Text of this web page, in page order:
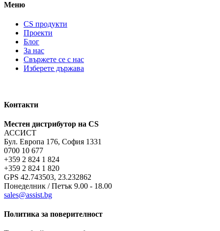
Меню
CS продукти
Проекти
Блог
За нас
Свържете се с нас
Изберете държава
Контакти
Местен дистрибутор на CS
АССИСТ
Бул. Европа 176, София 1331
0700 10 677
+359 2 824 1 824
+359 2 824 1 820
GPS 42.743503, 23.232862
Понеделник / Петък 9.00 - 18.00
sales@assist.bg
Политика за поверителност